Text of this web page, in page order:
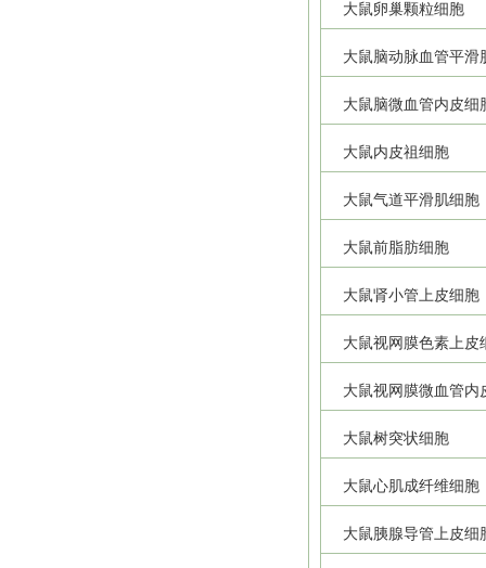
大鼠卵巢颗粒细胞
大鼠脑动脉血管平滑
大鼠脑微血管内皮细
大鼠内皮祖细胞
大鼠气道平滑肌细胞
大鼠前脂肪细胞
大鼠肾小管上皮细胞
大鼠视网膜色素上皮
大鼠视网膜微血管内
大鼠树突状细胞
大鼠心肌成纤维细胞
大鼠胰腺导管上皮细